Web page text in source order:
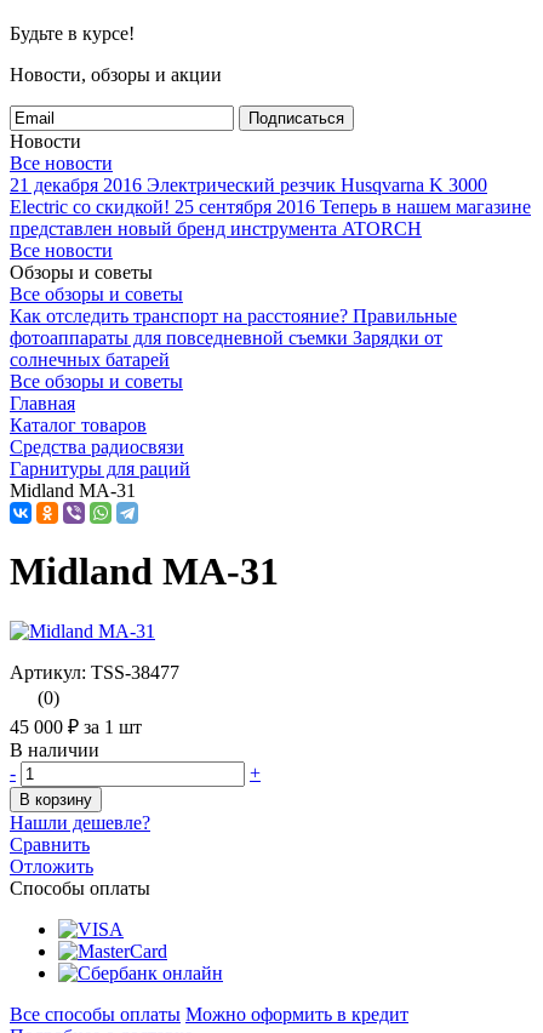
Будьте в курсе!
Новости, обзоры и акции
Подписаться
Новости
Все новости
21 декабря 2016 Электрический резчик Husqvarna K 3000
Electric со скидкой! 25 сентября 2016 Теперь в нашем магазине
представлен новый бренд инструмента ATORCH
Все новости
Обзоры и советы
Все обзоры и советы
Как отследить транспорт на расстояние? Правильные
фотоаппараты для повседневной съемки Зарядки от
солнечных батарей
Все обзоры и советы
Главная
Каталог товаров
Средства радиосвязи
Гарнитуры для раций
Midland MA-31
Midland MA-31
Артикул: TSS-38477
(0)
45 000 ₽ за 1 шт
В наличии
-
+
В корзину
Нашли дешевле?
Сравнить
Отложить
Способы оплаты
Все способы оплаты Можно оформить в кредит